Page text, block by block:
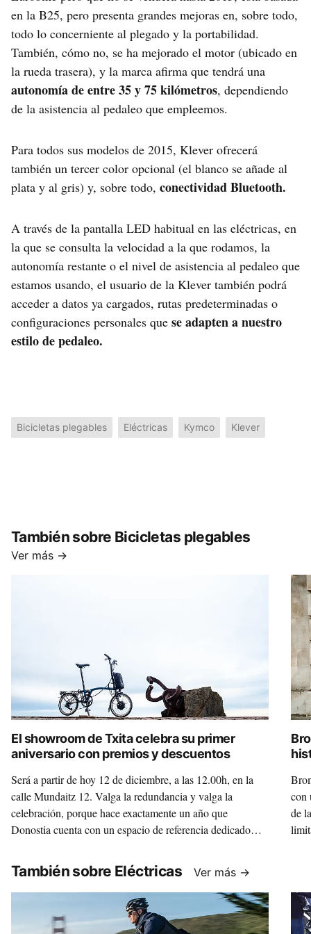
en la B25, pero presenta grandes mejoras en, sobre todo,
todo lo concerniente al plegado y la portabilidad.
También, cómo no, se ha mejorado el motor (ubicado en
la rueda trasera), y la marca afirma que tendrá una
autonomía de entre 35 y 75 kilómetros, dependiendo
de la asistencia al pedaleo que empleemos.
Para todos sus modelos de 2015, Klever ofrecerá
también un tercer color opcional (el blanco se añade al
plata y al gris) y, sobre todo, conectividad Bluetooth.
A través de la pantalla LED habitual en las eléctricas, en
la que se consulta la velocidad a la que rodamos, la
autonomía restante o el nivel de asistencia al pedaleo que
estamos usando, el usuario de la Klever también podrá
acceder a datos ya cargados, rutas predeterminadas o
configuraciones personales que se adapten a nuestro
estilo de pedaleo.
Bicicletas plegables Eléctricas Kymco Klever
También sobre Bicicletas plegables
Ver más →
El showroom de Txita celebra su primer
aniversario con premios y descuentos
Será a partir de hoy 12 de diciembre, a las 12.00h, en la
calle Mundaitz 12. Valga la redundancia y valga la
celebración, porque hace exactamente un año que
Donostia cuenta con un espacio de referencia dedicado
Y, como buena celebración, también hay descuentos y
premios. Te lo contamos.
con
de
También sobre Eléctricas Ver más →